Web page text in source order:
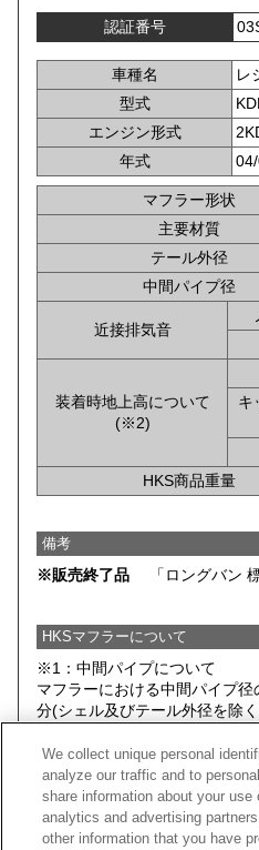
認証番号
車種名
レ
型式
エンジン形式
年式
マフラー形状
主要材質
テール外径
中間パイプ径
近接排気音
装着時地上高について
(※2)
キ
HKS商品重量
備考
※販売終了品 「ロングバン
HKSマフラーについて
※1：中間パイプについて
マフラーにおける中間パイプ
分(シェル及びテール外径を除
※2：HKSマフラー装着時にお
含まれる全てのパーツ)と路面
小さい部分を記載しております
最低地上高とは異なる場合があ
データは基本的にノーマルサス
We collect unique personal
analyze our traffic and to
share information about your use
analytics and advertising
other information that you have